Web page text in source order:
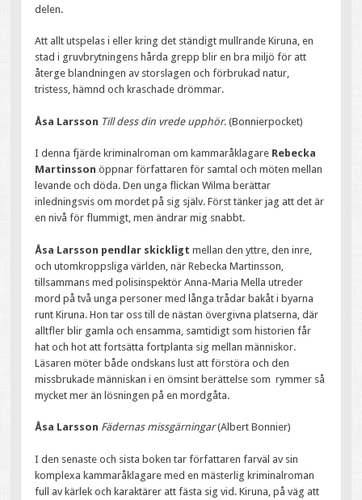
delen.
Att allt utspelas i eller kring det ständigt mullrande Kiruna, en
stad i gruvbrytningens hårda grepp blir en bra miljö för att
återge blandningen av storslagen och förbrukad natur,
tristess, hämnd och kraschade drömmar.
Åsa Larsson Till dess din vrede upphör. (Bonnierpocket)
I denna fjärde kriminalroman om kammaråklagare Rebecka
Martinssonöppnar författaren för samtal och möten mellan
levande och döda. Den unga flickan Wilma berättar
inledningsvis om mordet på sig själv. Först tänker jag att det är
en nivå för flummigt, men ändrar mig snabbt.
Åsa Larsson pendlar skickligtmellan den yttre, den inre,
och utomkroppsliga världen, när Rebecka Martinsson,
tillsammans med polisinspektör Anna-Maria Mella utreder
mord på två unga personer med långa trådar bakåt i byarna
runt Kiruna. Hon tar oss till de nästan övergivna platserna, där
alltfler blir gamla och ensamma, samtidigt som historien får
hat och hot att fortsätta fortplanta sig mellan människor.
Läsaren möter både ondskans lust att förstöra och den
missbrukade människan i en ömsint berättelse som rymmer så
mycket mer än lösningen på en mordgåta.
Åsa Larsson Fädernas missgärningar(Albert Bonnier)
I den senaste och sista boken tar författaren farväl av sin
komplexa kammaråklagare med en mästerlig kriminalroman
full av kärlek och karaktärer att fästa sig vid. Kiruna, på väg att